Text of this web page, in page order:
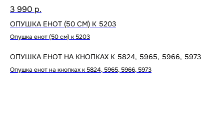
3 990 р.
ОПУШКА ЕНОТ (50 СМ) К 5203
Опушка енот (50 см) к 5203
ОПУШКА ЕНОТ НА КНОПКАХ К 5824, 5965, 5966, 5973
Опушка енот на кнопках к 5824, 5965, 5966, 5973